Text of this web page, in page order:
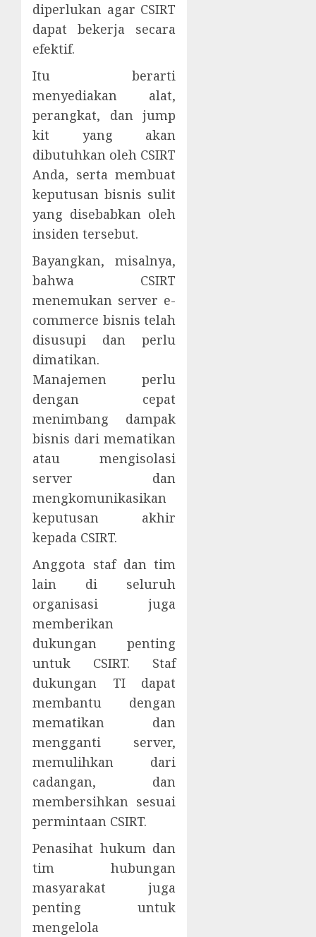
diperlukan agar CSIRT
dapat bekerja secara
efektif.
Itu berarti
menyediakan alat,
perangkat, dan jump
kit yang akan
dibutuhkan oleh CSIRT
Anda, serta membuat
keputusan bisnis sulit
yang disebabkan oleh
insiden tersebut.
Bayangkan, misalnya,
bahwa CSIRT
menemukan server e-
commerce bisnis telah
disusupi dan perlu
dimatikan.
Manajemen perlu
dengan cepat
menimbang dampak
bisnis dari mematikan
atau mengisolasi
server dan
mengkomunikasikan
keputusan akhir
kepada CSIRT.
Anggota staf dan tim
lain di seluruh
organisasi juga
memberikan
dukungan penting
untuk CSIRT. Staf
dukungan TI dapat
membantu dengan
mematikan dan
mengganti server,
memulihkan dari
cadangan, dan
membersihkan sesuai
permintaan CSIRT.
Penasihat hukum dan
tim hubungan
masyarakat juga
penting untuk
mengelola